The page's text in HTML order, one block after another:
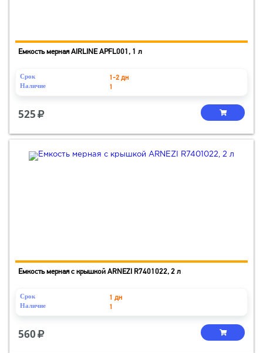
Емкость мерная AIRLINE APFL001, 1 л
Срок 1-2 дн
Наличие 1
525
Емкость мерная с крышкой ARNEZI R7401022, 2 л
Срок 1 дн
Наличие 1
560